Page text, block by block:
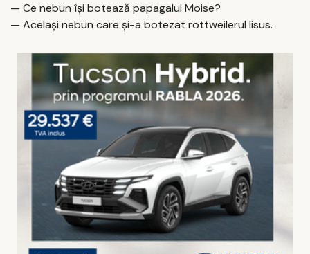
— Ce nebun își botează papagalul Moise?
— Același nebun care și-a botezat rottweilerul Iisus.